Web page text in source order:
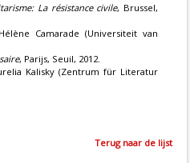
La résistance civile, Brussel,
Camarade (Universiteit van
, Parijs, Seuil, 2012.
Kalisky (Zentrum für Literatur
Terug naar de lijst